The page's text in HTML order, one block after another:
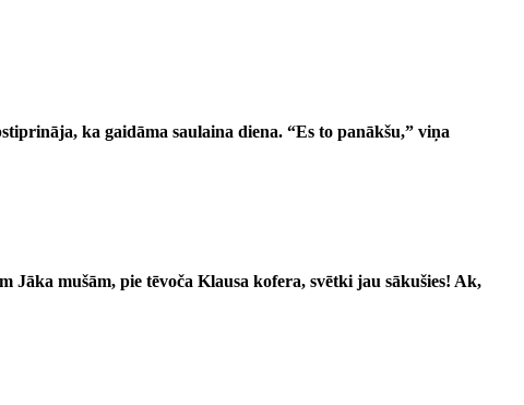
ka gaidāma saulaina diena. “Es to panākšu,” viņa
Jāka mušām, pie tēvoča Klausa kofera, svētki jau sākušies! Ak,